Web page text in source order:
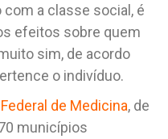
a classe social, é
efeitos sobre quem
sim, de acordo
o indivíduo.
de Medicina, de
municípios